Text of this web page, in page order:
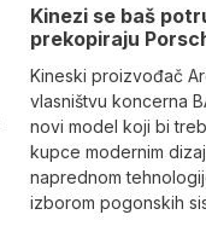
Kinezi se baš
prekopiraju
Kineski proizvođač
vlasništvu koncerna
novi model koji bi
kupce modernim
naprednom
izborom pogonskih